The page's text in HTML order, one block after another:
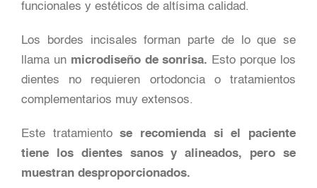
funcionales y estéticos de altísima calidad.
Los bordes incisales forman parte de lo que se
llama un microdiseño de sonrisa. Esto porque los
dientes no requieren ortodoncia o tratamientos
complementarios muy extensos.
Este tratamientose recomienda si el paciente
tiene los dientes sanos y alineados, pero se
muestran desproporcionados.